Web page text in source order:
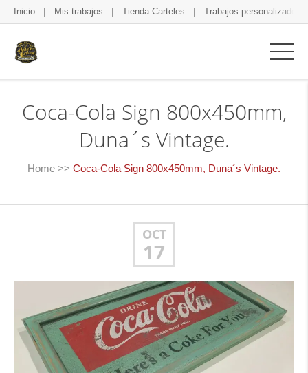
Inicio Mis trabajos Tienda Carteles Trabajos personalizados
Coca-Cola Sign 800x450mm,
Duna´s Vintage.
Home >> Coca-Cola Sign 800x450mm, Duna´s Vintage.
OCT
17